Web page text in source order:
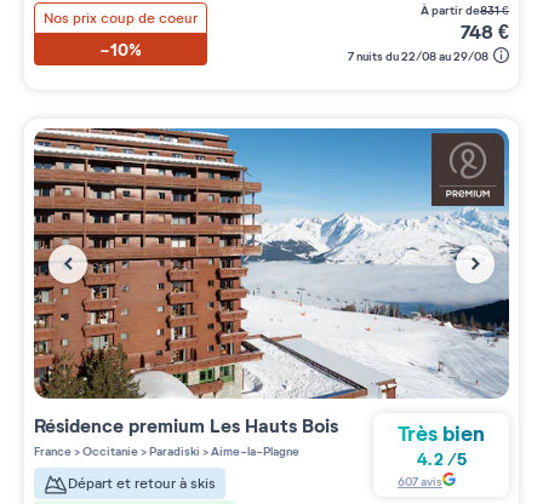
Nos prix coup de coeur
-10%
à partir de831€
748€
7 nuits du 22/08 au 29/08
Résidence premium Les Hauts Bois
France>Occitanie>Paradiski >Aime-la-Plagne
Départ et retour à skis
Très bien
4.2/5
607avis